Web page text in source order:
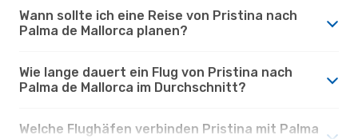
Wann sollte ich eine Reise von Pristina nach
Palma de Mallorca planen?
Wie lange dauert ein Flug von Pristina nach
Palma de Mallorca im Durchschnitt?
Welche Flughäfen verbinden Pristina mit Palma